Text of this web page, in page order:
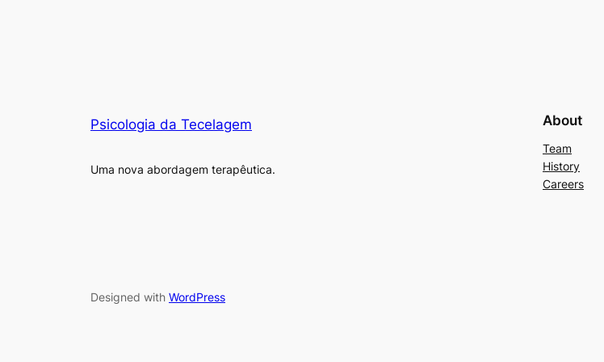
Psicologia da Tecelagem
Uma nova abordagem terapêutica.
About
Team
History
Careers
Designed with WordPress